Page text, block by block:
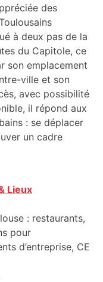
des
à deux pas de la
du Capitole, ce
son emplacement
ville et son
avec possibilité
il répond aux
: se déplacer
un cadre
Lieux
: restaurants,
pour
d’entreprise, CE